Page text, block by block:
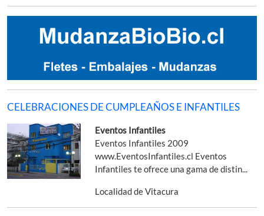
CELEBRACIONES DE CUMPLEAÑOS E INFANTILES
Eventos Infantiles
Eventos Infantiles 2009
www.EventosInfantiles.cl Eventos
Infantiles te ofrece una gama de distin...
Localidad de Vitacura